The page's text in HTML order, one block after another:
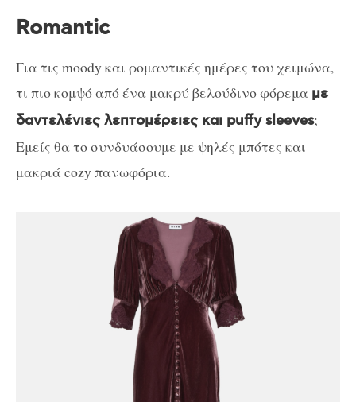
Romantic
Για τις moody και ρομαντικές ημέρες του χειμώνα,
τι πιο κομψό από ένα μακρύ βελούδινο φόρεμα με
δαντελένιες λεπτομέρειες και puffy sleeves;
Εμείς θα το συνδυάσουμε με ψηλές μπότες και
μακριά cozy πανωφόρια.